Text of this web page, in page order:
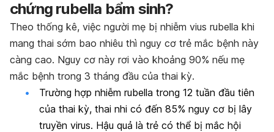
chứng rubella bẩm sinh?
Theo thống kê, việc người mẹ bị nhiễm vius rubella khi
mang thai sớm bao nhiêu thì nguy cơ trẻ mắc bệnh này
càng cao. Nguy cơ này rơi vào khoảng 90% nếu mẹ
mắc bệnh trong 3 tháng đầu của thai kỳ.
Trường hợp nhiễm rubella trong 12 tuần đầu tiên
của thai kỳ, thai nhi có đến 85% nguy cơ bị lây
truyền virus. Hậu quả là trẻ có thể bị mắc hội